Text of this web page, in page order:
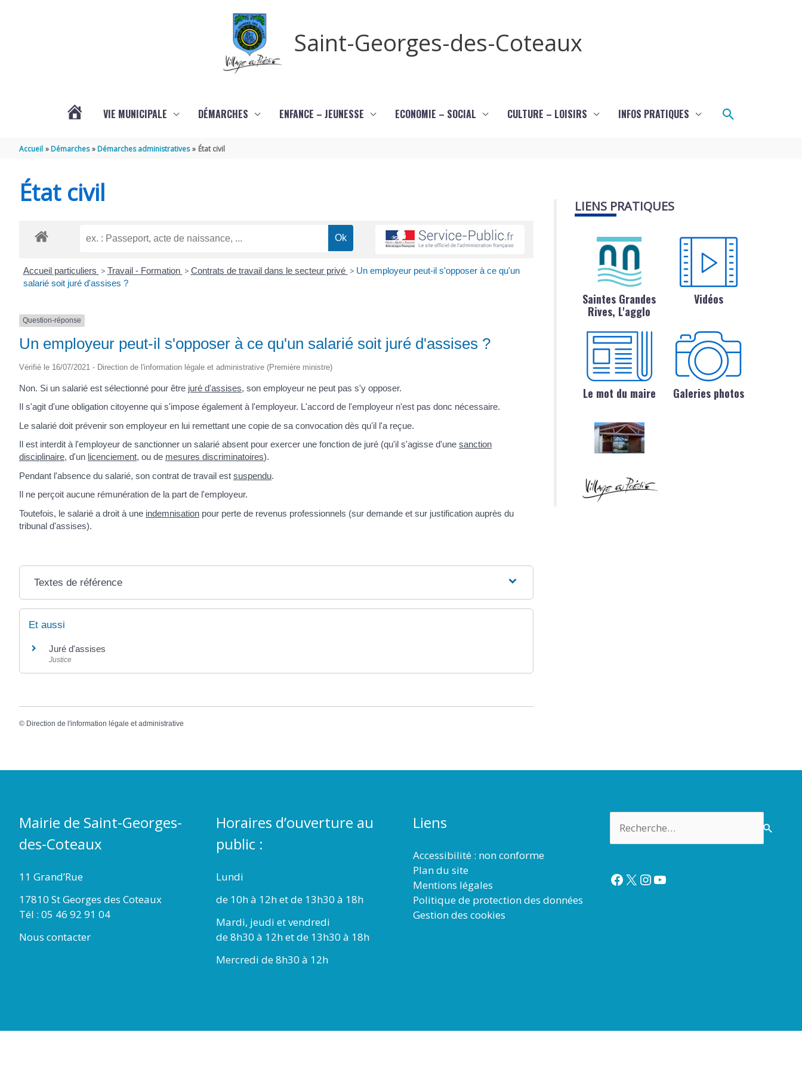
Saint-Georges-des-Coteaux
VIE MUNICIPALE DÉMARCHES ENFANCE – JEUNESSE ECONOMIE – SOCIAL CULTURE – LOISIRS INFOS PRATIQUES Rechercher
Accueil Démarches Démarches administratives État civil
État civil
Accueil particuliers > Travail - Formation > Contrats de travail dans le secteur privé > Un employeur peut-il s'opposer à ce qu'un
salarié soit juré d'assises ?
Question-réponse
Un employeur peut-il s'opposer à ce qu'un salarié soit juré d'assises ?
Vérifié le 16/07/2021 - Direction de l'information légale et administrative (Première ministre)
Non. Si un salarié est sélectionné pour être juré d'assises, son employeur ne peut pas s'y opposer.
Il s'agit d'une obligation citoyenne qui s'impose également à l'employeur. L'accord de l'employeur n'est pas donc nécessaire.
Le salarié doit prévenir son employeur en lui remettant une copie de sa convocation dès qu'il l'a reçue.
Il est interdit à l'employeur de sanctionner un salarié absent pour exercer une fonction de juré (qu'il s'agisse d'une sanction
disciplinaire, d'un licenciement, ou de mesures discriminatoires).
Pendant l'absence du salarié, son contrat de travail est suspendu.
Il ne perçoit aucune rémunération de la part de l'employeur.
Toutefois, le salarié a droit à une indemnisation pour perte de revenus professionnels (sur demande et sur justification auprès du
tribunal d'assises).
Textes de référence
Et aussi
Juré d'assises
Justice
© Direction de l'information légale et administrative
LIENS PRATIQUES
Saintes Grandes
Rives, L'agglo
Vidéos
Le mot du maire Galeries photos
Mairie de Saint-Georges-
des-Coteaux
11 Grand’Rue
17810 St Georges des Coteaux
Tél : 05 46 92 91 04
Nous contacter
Horaires d’ouverture au
public :
Lundi
de 10h à 12h et de 13h30 à 18h
Mardi, jeudi et vendredi
de 8h30 à 12h et de 13h30 à 18h
Mercredi de 8h30 à 12h
Liens
Accessibilité : non conforme
Plan du site
Mentions légales
Politique de protection des données
Gestion des cookies
Facebook
X Instagram
YouTube